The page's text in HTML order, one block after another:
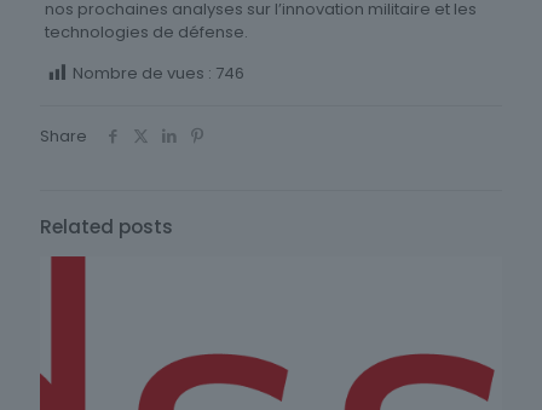
nos prochaines analyses sur l’innovation militaire et les
technologies de défense.
Nombre de vues : 746
Share
Related posts